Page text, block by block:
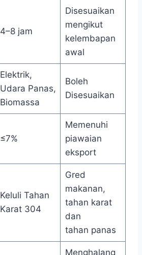
4–8 jam
Disesuaikan
mengikut
kelembapan
awal
Elektrik,
Udara Panas,
Biomassa
Boleh
Disesuaikan
≤7%
Memenuhi
piawaian
eksport
Keluli Tahan
Karat 304
Gred
makanan,
tahan karat
dan
tahan panas
Menghalang